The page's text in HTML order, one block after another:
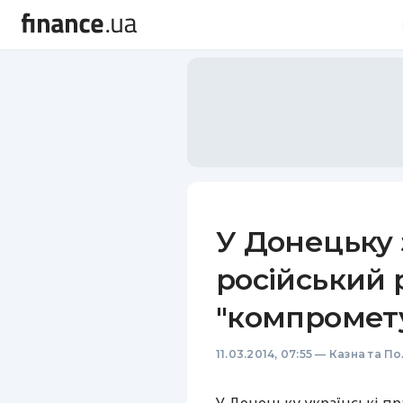
У Донецьку
російський
11.03.2014, 07:55 — Казна та